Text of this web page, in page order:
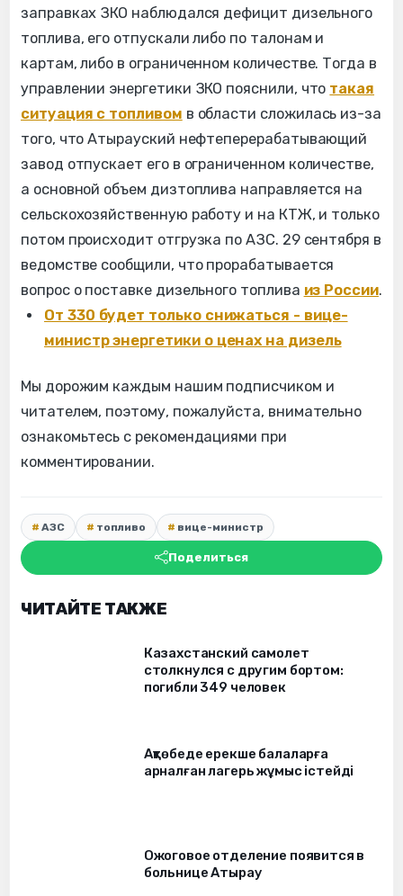
заправках ЗКО наблюдался дефицит дизельного
топлива, его отпускали либо по талонам и
картам, либо в ограниченном количестве. Тогда в
управлении энергетики ЗКО пояснили, что такая
ситуация с топливом в области сложилась из-за
того, что Атырауский нефтеперерабатывающий
завод отпускает его в ограниченном количестве,
а основной объем дизтоплива направляется на
сельскохозяйственную работу и на КТЖ, и только
потом происходит отгрузка по АЗС. 29 сентября в
ведомстве сообщили, что прорабатывается
вопрос о поставке дизельного топлива из России.
От 330 будет только снижаться - вице-
министр энергетики о ценах на дизель
Мы дорожим каждым нашим подписчиком и
читателем, поэтому, пожалуйста, внимательно
ознакомьтесь с рекомендациями при
комментировании.
АЗС топливо вице-министр
Поделиться
ЧИТАЙТЕ ТАКЖЕ
Казахстанский самолет
столкнулся с другим бортом:
погибли 349 человек
Ақтөбеде ерекше балаларға
арналған лагерь жұмыс істейді
Ожоговое отделение появится в
больнице Атырау